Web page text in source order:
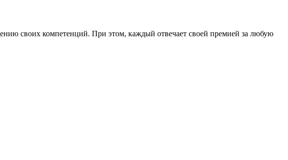
своих компетенций. При этом, каждый отвечает своей премией за любую